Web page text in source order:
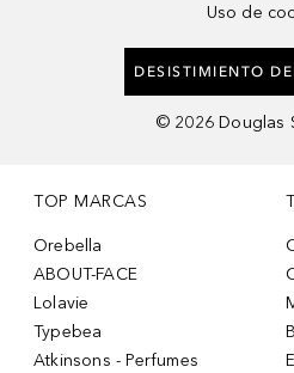
Uso de
DESISTIMIENTO
© 2026 Douglas
TOP MARCAS
Orebella
ABOUT-FACE
Lolavie
Typebea
Atkinsons - Perfumes